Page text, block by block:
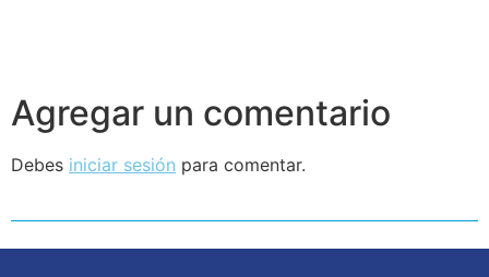
Agregar un comentario
Debes iniciar sesión para comentar.